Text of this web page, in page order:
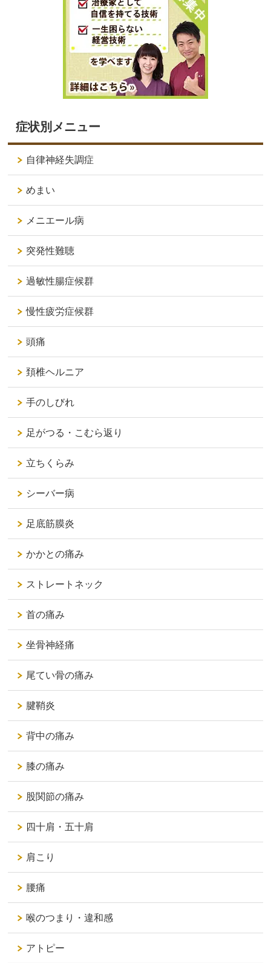
症状別メニュー
自律神経失調症
めまい
メニエール病
突発性難聴
過敏性腸症候群
慢性疲労症候群
頭痛
頚椎ヘルニア
手のしびれ
足がつる・こむら返り
立ちくらみ
シーバー病
足底筋膜炎
かかとの痛み
ストレートネック
首の痛み
坐骨神経痛
尾てい骨の痛み
腱鞘炎
背中の痛み
膝の痛み
股関節の痛み
四十肩・五十肩
肩こり
腰痛
喉のつまり・違和感
アトピー